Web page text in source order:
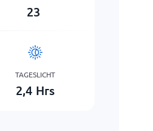
23
TAGESLICHT
2,4 Hrs